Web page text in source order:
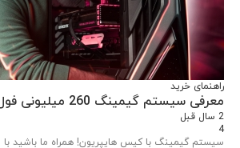
راهنمای خرید
معرفی سیستم گیمینگ 260 میلیونی فول آروجی
2 سال قبل
4